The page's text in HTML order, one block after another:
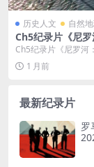
历史人文 自然
Ch5纪录片《尼罗
的历史 Nile:
istory 2018》全4
双字 无水印纯净
Ch5纪录片《尼罗河
史 Nile: 5000 Years
1 月前
最新纪录片
罗